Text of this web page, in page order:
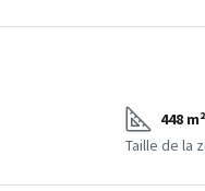
448 m²
Taille de la